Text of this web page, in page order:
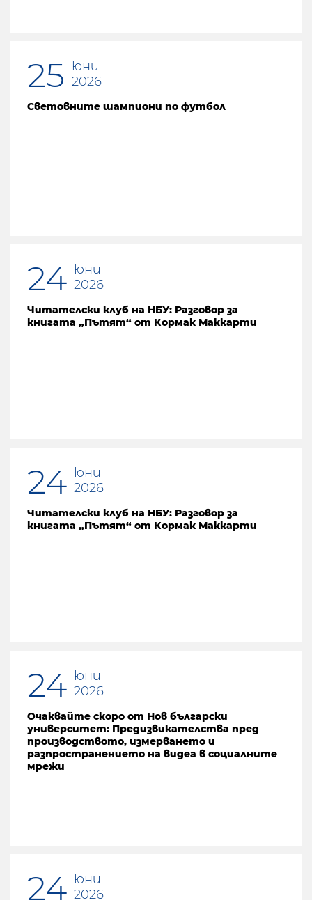
25
юни
2026
Световните шампиони по футбол
24 юни
2026
Читателски клуб на НБУ: Разговор за
книгата „Пътят“ от Кормак Маккарти
24 юни
2026
Читателски клуб на НБУ: Разговор за
книгата „Пътят“ от Кормак Маккарти
24 юни
2026
Очаквайте скоро от Нов български
университет: Предизвикателства пред
производството, измерването и
разпространението на видеа в социалните
мрежи
24 юни
2026